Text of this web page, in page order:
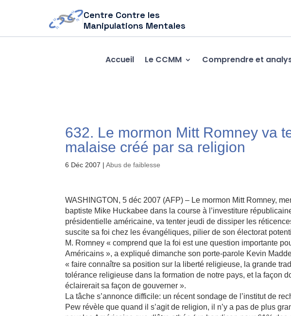
Centre Contre les
Manipulations Mentales
Accueil Le CCMM Comprendre et
632. Le mormon Mitt Romney va
malaise créé par sa religion
6 Déc 2007 |Abus de faiblesse
WASHINGTON, 5 déc 2007 (AFP) – Le mormon Mitt Romney,
baptiste Mike Huckabee dans la course à l’investiture
présidentielle américaine, va tenter jeudi de dissiper les
suscite sa foi chez les évangéliques, pilier de son électorat
M. Romney « comprend que la foi est une question importante
Américains », a expliqué dimanche son porte-parole Kevin
« faire connaître sa position sur la liberté religieuse, la grande
tolérance religieuse dans la formation de notre pays, et la façon
éclairerait sa façon de gouverner ».
La tâche s’annonce difficile: un récent sondage de l’institut de
Pew révèle que quand il s’agit de religion, il n’y a pas de plus